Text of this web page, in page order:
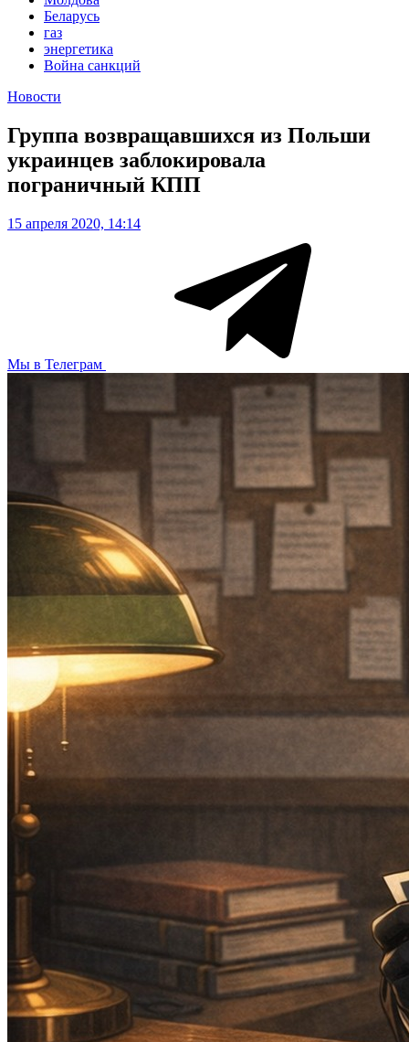
Беларусь
газ
энергетика
Война санкций
Новости
Группа возвращавшихся из Польши
украинцев заблокировала
пограничный КПП
15 апреля 2020, 14:14
Мы в Телеграм